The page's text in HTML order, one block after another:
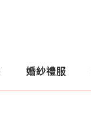
婚紗禮服